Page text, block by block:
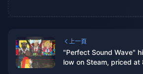
上一頁
"Perfect Sound Wave"
low on Steam, priced at